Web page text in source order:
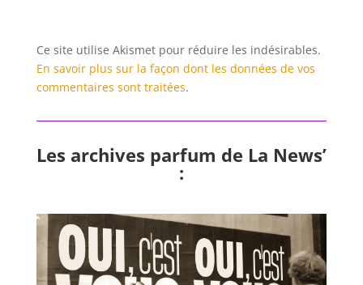
Ce site utilise Akismet pour réduire les indésirables.
En savoir plus sur la façon dont les données de vos
commentaires sont traitées.
Les archives parfum de La News’
: